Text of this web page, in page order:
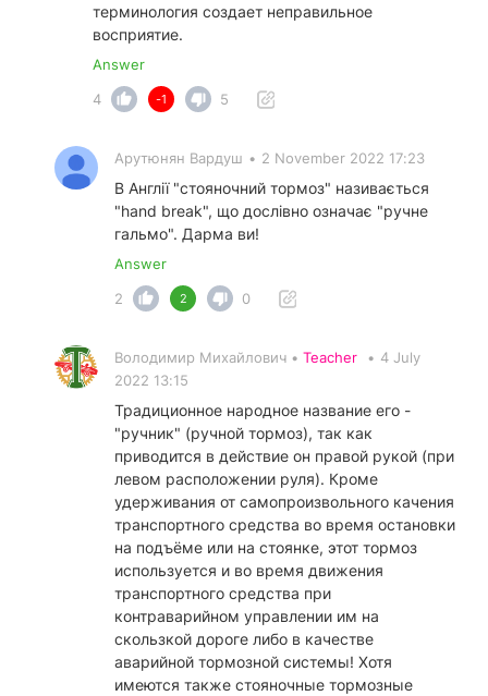
терминология создает неправильное
восприятие.
Answer
4
-1 5
Арутюнян Вардуш • 2 November 2022 17:23
В Англії "стояночний тормоз" називається
"hand break", що дослівно означає "ручне
гальмо". Дарма ви!
Answer
2
2 0
Володимир Михайлович • Teacher • 4 July
2022 13:15
Традиционное народное название его -
"ручник" (ручной тормоз), так как
приводится в действие он правой рукой (при
левом расположении руля). Кроме
удерживания от самопроизвольного качения
транспортного средства во время остановки
на подъёме или на стоянке, этот тормоз
используется и во время движения
транспортного средства при
контраварийном управлении им на
скользкой дороге либо в качестве
аварийной тормозной системы! Хотя
имеются также стояночные тормозные